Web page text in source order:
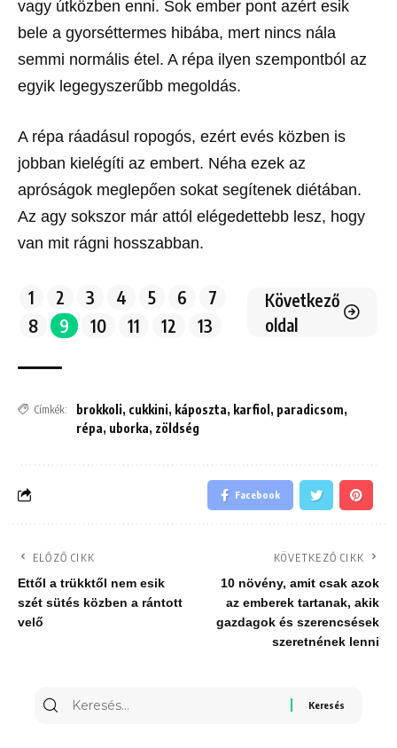
vagy útközben enni. Sok ember pont azért esik
bele a gyorséttermes hibába, mert nincs nála
semmi normális étel. A répa ilyen szempontból az
egyik legegyszerűbb megoldás.
A répa ráadásul ropogós, ezért evés közben is
jobban kielégíti az embert. Néha ezek az
apróságok meglepően sokat segítenek diétában.
Az agy sokszor már attól elégedettebb lesz, hogy
van mit rágni hosszabban.
1 2 3 4 5 6
7
8
9 10 11 12 13
Következő
oldal
Címkék: brokkoli, cukkini, káposzta, karfiol , paradicsom,
répa, uborka, zöldség
Facebook
ELŐZŐ CIKK
Ettől a trükktől nem esik
szét sütés közben a rántott
velő
KÖVETKEZŐ CIKK
10 növény, amit csak azok
az emberek tartanak, akik
gazdagok és szerencsések
szeretnének lenni
Keresés